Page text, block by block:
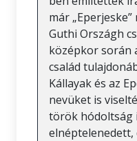
már
Guthi Országh
középkor során
család
Kállayak és az
nevüket is
török hódoltság
elnéptelenedett,